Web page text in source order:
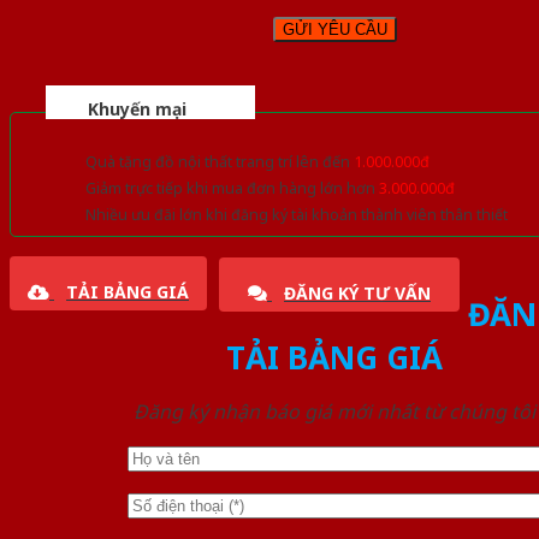
Khuyến mại
Quà tặng đồ nội thất trang trí lên đến 1.000.000đ
Giảm trực tiếp khi mua đơn hàng lớn hơn 3.000.000đ
Nhiều ưu đãi lớn khi đăng ký tài khoản thành viên thân thiết
TẢI BẢNG GIÁ ĐĂNG KÝ TƯ VẤN
TẢI BẢNG GIÁ
Đăng ký nhận báo giá mới nhất từ chúng tôi